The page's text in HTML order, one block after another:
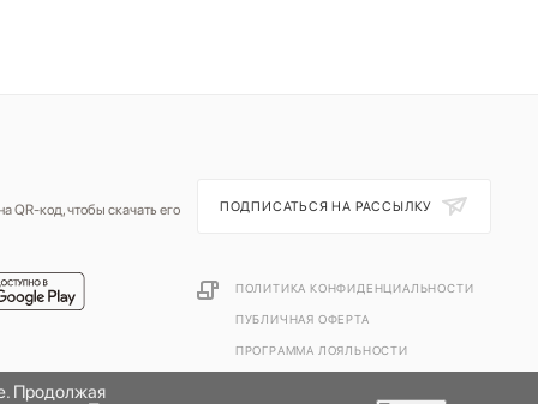
QR-код, чтобы скачать его
ПОДПИСАТЬСЯ НА РАССЫЛКУ
ПОЛИТИКА КОНФИДЕНЦИАЛЬНОСТИ
ПУБЛИЧНАЯ ОФЕРТА
ПРОГРАММА ЛОЯЛЬНОСТИ
Продолжая